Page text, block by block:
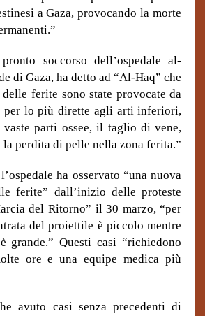
a Gaza, provocando la morte
soccorso dell’ospedale al-
di Gaza, ha detto ad “Al-Haq” che
ferite sono state provocate da
per lo più dirette agli arti inferiori,
parti ossee, il taglio di vene,
perdita di pelle nella zona ferita.”
ha osservato “una nuova
ferite” dall’inizio delle proteste
del Ritorno” il 30 marzo, “per
del proiettile è piccolo mentre
grande.” Questi casi “richiedono
ore e una equipe medica più
avuto casi senza precedenti di